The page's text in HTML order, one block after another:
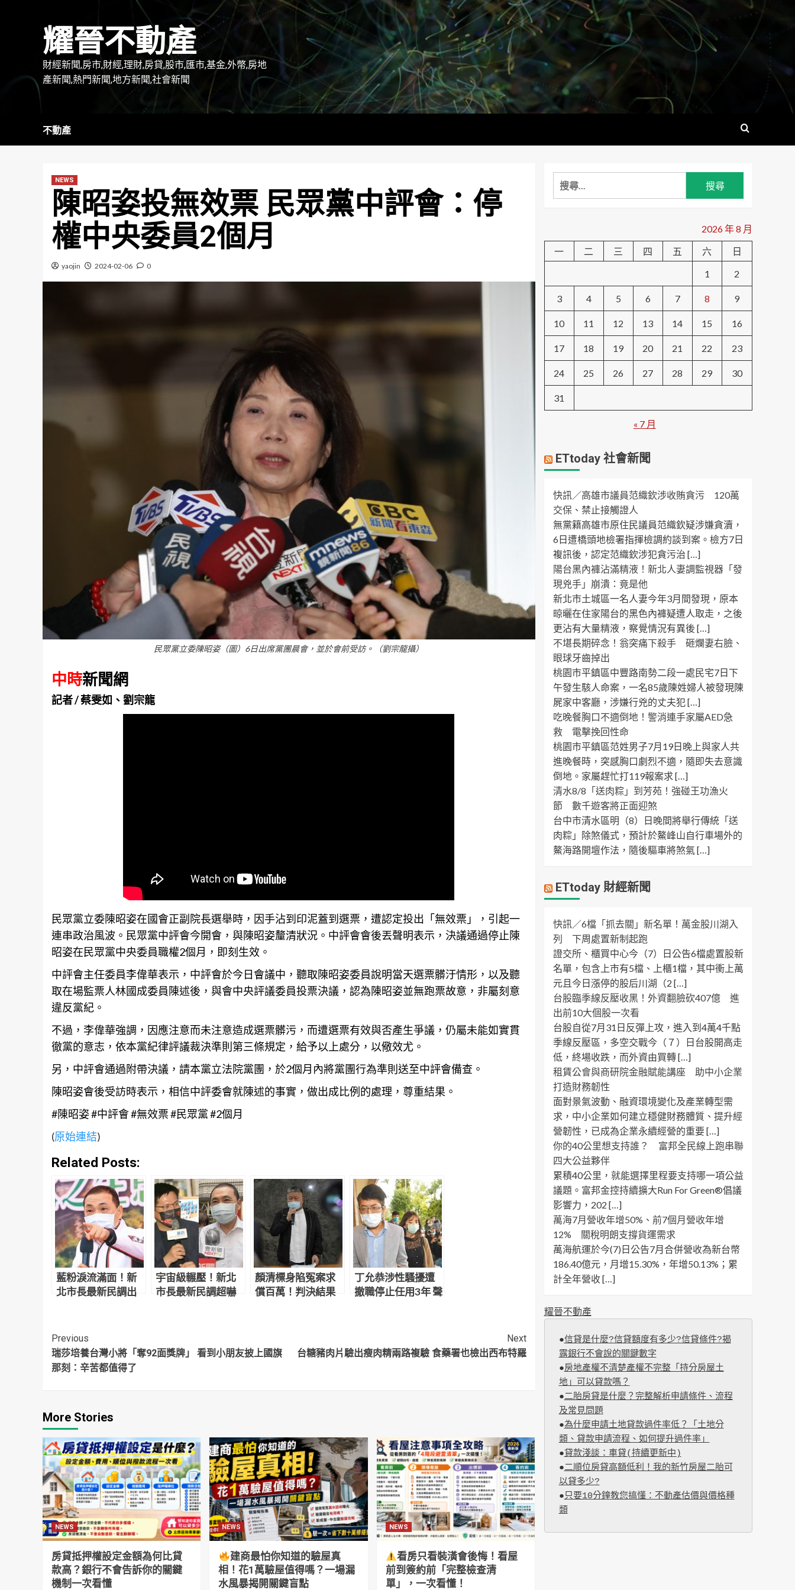
耀晉不動產
財經新聞,房市,財經,理財,房貸,股市,匯市,基金,外幣,房地
產新聞,熱門新聞,地方新聞,社會新聞
不動產
NEWS
陳昭姿投無效票 民眾黨中評會：停
權中央委員2個月
yaojin 2024-02-06 0
民眾黨立委陳昭姿（圖）6日出席黨團晨會，並於會前受訪。（劉宗龍攝）
中時新聞網
記者 / 蔡雯如、劉宗龍
民眾黨立委陳昭姿在國會正副院長選舉時，因手沾到印泥蓋到選票，遭認定投出「無效票」，引起一
連串政治風波。民眾黨中評會今開會，與陳昭姿釐清狀況。中評會會後丟聲明表示 ，決議通過停止陳
昭姿在民眾黨中央委員職權2個月，即刻生效。
中評會主任委員李偉華表示，中評會於今日會議中，聽取陳昭姿委員說明當天選票髒汙情形，以及聽
取在場監票人林國成委員陳述後，與會中央評議委員投票決議 ，認為陳昭姿並無跑票故意，非屬刻意
違反黨紀。
不過，李偉華強調，因應注意而未注意造成選票髒污，而遭選票有效與否產生爭議，仍屬未能如實貫
徹黨的意志，依本黨紀律評議裁決準則第三條規定 ，給予以上處分，以儆效尤。
另，中評會通過附帶決議，請本黨立法院黨團，於2個月內將黨團行為準則送至中評會備查。
陳昭姿會後受訪時表示，相信中評委會就陳述的事實，做出成比例的處理 ，尊重結果。
#陳昭姿 #中評會 #無效票 #民眾黨 #2個月
(原始連結)
Related Posts:
藍粉淚流滿面！新
北市長最新民調出
宇宙級輾壓！新北
市長最新民調超嚇
顏清標身陷冤案求
償百萬！判決結果
丁允恭涉性騷擾遭
撤職停止任用3年 聲
Continue
Reading
Previous
瑞莎培養台灣小將「奪92面獎牌」 看到小朋友披上國旗
那刻：辛苦都值得了
Next
台糖豬肉片驗出瘦肉精兩路複驗 食藥署也檢出西布特羅
More Stories
NEWS
房貸抵押權設定金額為何比貸
款高？銀行不會告訴你的關鍵
機制一次看懂
NEWS
建商最怕你知道的驗屋真
相！花1萬驗屋值得嗎？一場漏
水風暴揭開關鍵盲點
NEWS
看房只看裝潢會後悔！看屋
前到簽約前「完整檢查清
單」，一次看懂！
搜
尋
字:
2026 年 8 月
一
二 三 四 五 六
日
1
2
3 4 5 6 7 8 9
10 11 12 13 14 15 16
17 18 19 20 21 22 23
24 25 26 27 28 29 30
31
« 7 月
ETtoday 社會新聞
快訊／高雄市議員范織欽涉收賄貪污 120萬
交保、禁止接觸證人
無黨籍高雄市原住民議員范織欽疑涉嫌貪瀆，
6日遭橋頭地檢署指揮檢調約談到案。檢方7日
複訊後，認定范織欽涉犯貪污治 […]
陽台黑內褲沾滿精液！新北人妻調監視器「發
現兇手」崩潰：竟是他
新北市土城區一名人妻今年3月間發現，原本
晾曬在住家陽台的黑色內褲疑遭人取走，之後
更沾有大量精液，察覺情況有異後 […]
不堪長期碎念！翁突痛下殺手 砸爛妻右臉、
眼球牙齒掉出
桃園市平鎮區中豐路南勢二段一處民宅7日下
午發生駭人命案，一名85歲陳姓婦人被發現陳
屍家中客廳，涉嫌行兇的丈夫犯 […]
吃晚餐胸口不適倒地！警消連手家屬AED急
救 電擊挽回性命
桃園市平鎮區范姓男子7月19日晚上與家人共
進晚餐時，突感胸口劇烈不適，隨即失去意識
倒地。家屬趕忙打119報案求 […]
清水8/8「送肉粽」到芳苑！強碰王功漁火
節 數千遊客將正面迎煞
台中市清水區明（8）日晚間將舉行傳統「送
肉粽」除煞儀式，預計於鰲峰山自行車場外的
鰲海路開壇作法，隨後驅車將煞氣 […]
ETtoday 財經新聞
快訊／6檔「抓去關」新名單！萬金股川湖入
列 下周處置新制起跑
證交所、櫃買中心今（7）日公告6檔處置股新
名單，包含上市有5檔、上櫃1檔，其中衝上萬
元且今日漲停的股后川湖（2 […]
台股臨季線反壓收黑！外資翻臉砍407億 進
出前10大個股一次看
台股自從7月31日反彈上攻，進入到4萬4千點
季線反壓區，多空交戰今（７）日台股開高走
低，終場收跌，而外資由買轉 […]
租賃公會與商研院金融賦能講座 助中小企業
打造財務韌性
面對景氣波動、融資環境變化及產業轉型需
求，中小企業如何建立穩健財務體質、提升經
營韌性，已成為企業永續經營的重要 […]
你的40公里想支持誰？ 富邦全民線上跑串聯
四大公益夥伴
累積40公里，就能選擇里程要支持哪一項公益
議題。富邦金控持續擴大Run For Green®倡議
影響力，202 […]
萬海7月營收年增50%、前7個月營收年增
12% 關稅明朗支撐貨運需求
萬海航運於今(7)日公告7月合併營收為新台幣
186.40億元，月增15.30%，年增50.13%；累
計全年營收 […]
耀晉不動產
●信貸是什麼?信貸額度有多少?信貸條件?揭
露銀行不會說的關鍵數字
●房地產權不清楚產權不完整「持分房屋土
地」可以貸款嗎？
●二胎房貸是什麼？完整解析申請條件、流程
及常見問題
●為什麼申請土地貸款過件率低？「土地分
類、貸款申請流程、如何提升過件率」
●貸款淺談：車貸(持續更新中)
●二順位房貸高額低利！我的新竹房屋二胎可
以貸多少?
●只要10分鐘教您搞懂：不動產估價與價格種
類